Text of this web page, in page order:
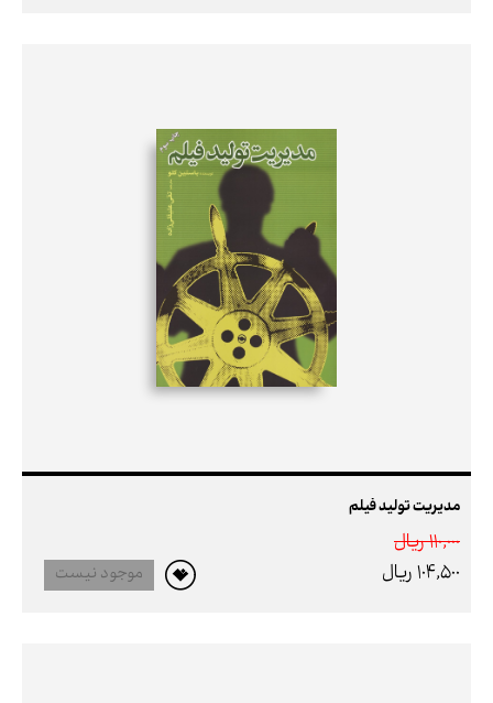
مدیریت تولید فیلم
110,000 ريال
104,500 ريال
موجود نیست